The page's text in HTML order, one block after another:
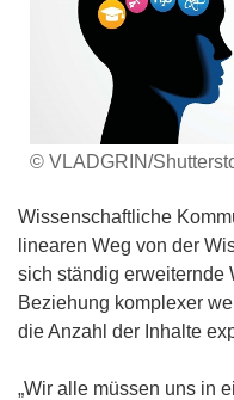
© VLADGRIN/
Wissenschaftliche
linearen Weg von der
sich ständig erweiternde
Beziehung komplexer
die Anzahl der Inhalte
„Wir alle müssen uns in